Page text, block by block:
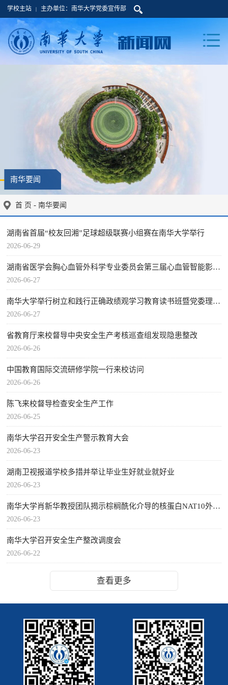
学校主站 | 主办单位：南华大学党委宣传部
南华要闻
首 页 - 南华要闻
湖南省首届“校友回湘”足球超级联赛小组赛在南华大学举行
2026-06-29
湖南省医学会胸心血管外科学专业委员会第三届心血管智能影像与技术论坛举行
2026-06-27
南华大学举行树立和践行正确政绩观学习教育读书班暨党委理论学习中心组2026年6月集体学习
2026-06-27
省教育厅来校督导中央安全生产考核巡查组发现隐患整改
2026-06-26
中国教育国际交流研修学院一行来校访问
2026-06-26
陈飞来校督导检查安全生产工作
2026-06-25
南华大学召开安全生产警示教育大会
2026-06-23
湖南卫视报道学校多措并举让毕业生好就业就好业
2026-06-23
南华大学肖新华教授团队揭示棕榈酰化介导的核蛋白NAT10外泌体转运加速MASH肝纤维化的新机制
2026-06-23
南华大学召开安全生产整改调度会
2026-06-22
查看更多